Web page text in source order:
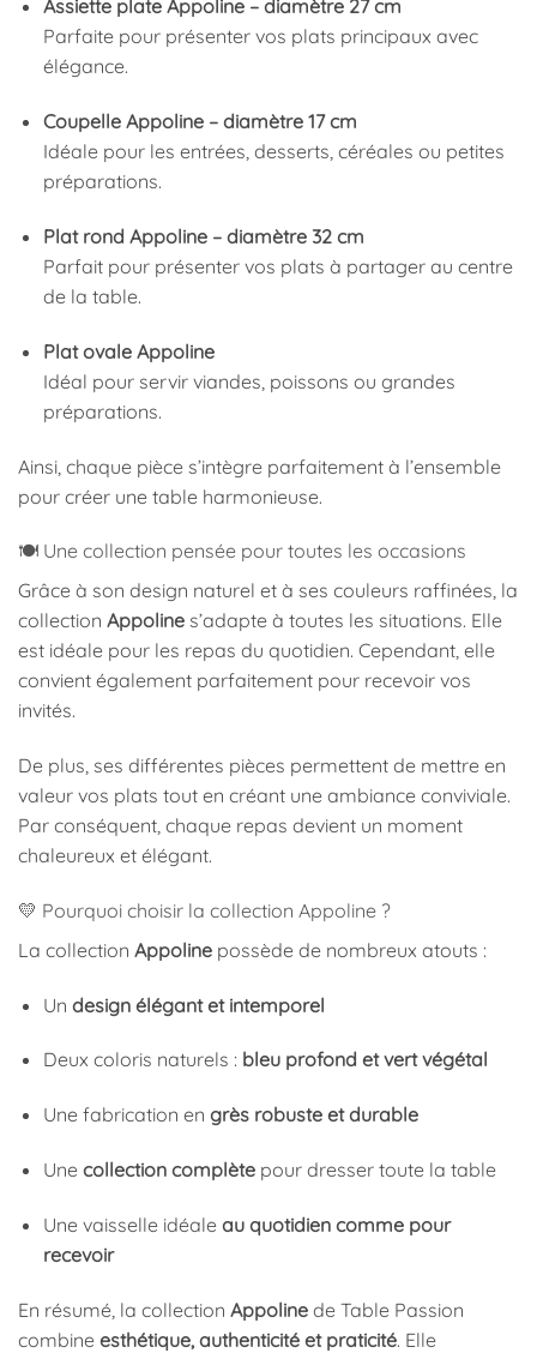
Assiette plate Appoline – diamètre 27 cm
Parfaite pour présenter vos plats principaux avec
élégance.
Coupelle Appoline – diamètre 17 cm
Idéale pour les entrées, desserts, céréales ou petites
préparations.
Plat rond Appoline – diamètre 32 cm
Parfait pour présenter vos plats à partager au centre
de la table.
Plat ovale Appoline
Idéal pour servir viandes, poissons ou grandes
préparations.
Ainsi, chaque pièce s’intègre parfaitement à l’ensemble
pour créer une table harmonieuse.
🍽️ Une collection pensée pour toutes les occasions
Grâce à son design naturel et à ses couleurs raffinées, la
collection Appoline s’adapte à toutes les situations. Elle
est idéale pour les repas du quotidien. Cependant, elle
convient également parfaitement pour recevoir vos
invités.
De plus, ses différentes pièces permettent de mettre en
valeur vos plats tout en créant une ambiance conviviale.
Par conséquent, chaque repas devient un moment
chaleureux et élégant.
💛 Pourquoi choisir la collection Appoline ?
La collection Appoline possède de nombreux atouts :
Un design élégant et intemporel
Deux coloris naturels : bleu profond et vert végétal
Une fabrication en grès robuste et durable
Une collection complètepour dresser toute la table
Une vaisselle idéale au quotidien comme pour
recevoir
En résumé, la collection Appoline de Table Passion
combine esthétique, authenticité et praticité. Elle